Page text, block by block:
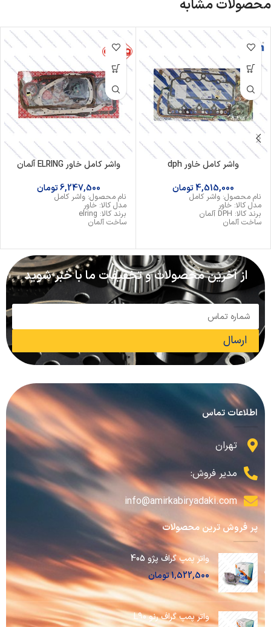
محصولات مشابه
واشر کامل خاور dph
4,515,000تومان
نام محصول: واشر کامل
مدل کالا: خاور
برند کالا: DPH آلمان
ساخت آلمان
واشر کامل خاور ELRING آلمان
6,247,500تومان
نام محصول: واشر کامل
مدل کالا: خاور
برند کالا: elring
ساخت آلمان
از آخرین محصولات و تخفیفات ما با خبر شوید
ارسال
اطلاعات تماس
تهران
مدیر فروش:
info@amirkabiryadaki.com
پر فروش ترین محصولات
واتر پمپ گراف پژو 405
1,522,500تومان
واتر پمپ گراف رنو L90